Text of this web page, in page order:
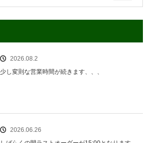
2026.08.2
少し変則な営業時間が続きます、、、
2026.06.26